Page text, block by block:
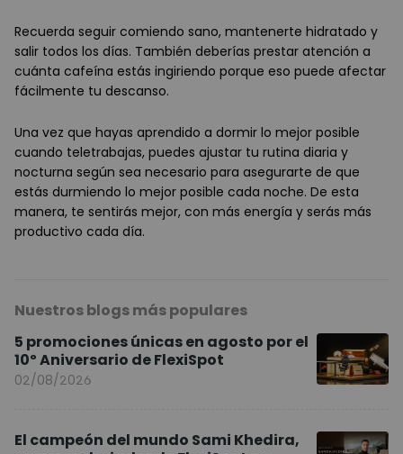
Recuerda seguir comiendo sano, mantenerte hidratado y
salir todos los días. También deberías prestar atención a
cuánta cafeína estás ingiriendo porque eso puede afectar
fácilmente tu descanso.
Una vez que hayas aprendido a dormir lo mejor posible
cuando teletrabajas, puedes ajustar tu rutina diaria y
nocturna según sea necesario para asegurarte de que
estás durmiendo lo mejor posible cada noche. De esta
manera, te sentirás mejor, con más energía y serás más
productivo cada día.
Nuestros blogs más populares
5 promociones únicas en agosto por el
10º Aniversario de FlexiSpot
02/08/2026
El campeón del mundo Sami Khedira,